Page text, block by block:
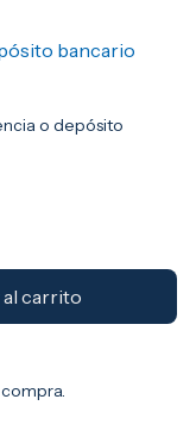
bancario
o depósito